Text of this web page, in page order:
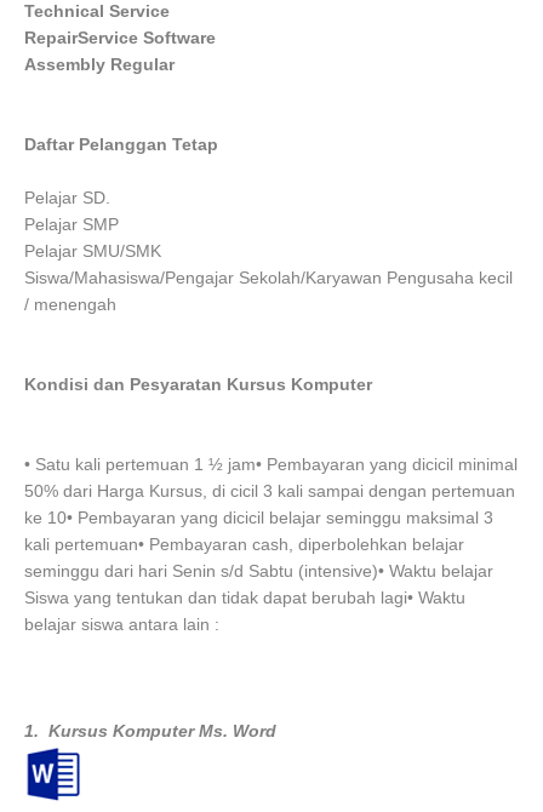
Technical Service
RepairService Software
Assembly Regular
Daftar Pelanggan Tetap
Pelajar SD.
Pelajar SMP
Pelajar SMU/SMK
Siswa/Mahasiswa/Pengajar Sekolah/Karyawan Pengusaha kecil
/ menengah
Kondisi dan Pesyaratan Kursus Komputer
• Satu kali pertemuan 1 ½ jam• Pembayaran yang dicicil minimal
50% dari Harga Kursus, di cicil 3 kali sampai dengan pertemuan
ke 10• Pembayaran yang dicicil belajar seminggu maksimal 3
kali pertemuan• Pembayaran cash, diperbolehkan belajar
seminggu dari hari Senin s/d Sabtu (intensive)• Waktu belajar
Siswa yang tentukan dan tidak dapat berubah lagi• Waktu
belajar siswa antara lain :
1. Kursus Komputer Ms. Word